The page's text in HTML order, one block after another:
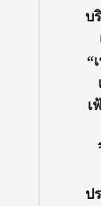
บ
“
เ
ป